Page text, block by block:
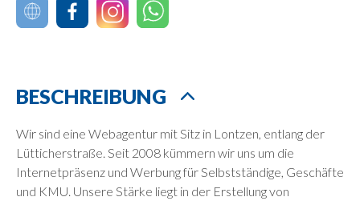
BESCHREIBUNG
Wir sind eine Webagentur mit Sitz in Lontzen, entlang der
Lütticherstraße. Seit 2008 kümmern wir uns um die
Internetpräsenz und Werbung für Selbstständige, Geschäfte
und KMU. Unsere Stärke liegt in der Erstellung von